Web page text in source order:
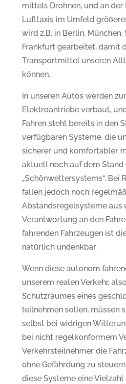
mittels Drohnen, und an
Lufttaxis im Umfeld
wird z.B. in Berlin,
Frankfurt gearbeitet, damit
Transportmittel unseren
können.
In unseren Autos werden
Elektroantriebe verbaut,
Fahren steht bereits in den
verfügbaren Systeme, die
sicherer und komfortabler
aktuell noch auf dem Stand
„Schönwettersystems“. Bei
fallen jedoch noch
Abstandsregelsysteme aus
Verantwortung an den
fahrenden Fahrzeugen ist
natürlich undenkbar.
Wenn diese autonom
unserem realen Verkehr,
Schutzraumes eines
teilnehmen sollen, müssen
selbst bei widrigen
bei nicht regelkonformem
Verkehrsteilnehmer die
ohne Gefährdung zu
diese Systeme eine Vielzahl